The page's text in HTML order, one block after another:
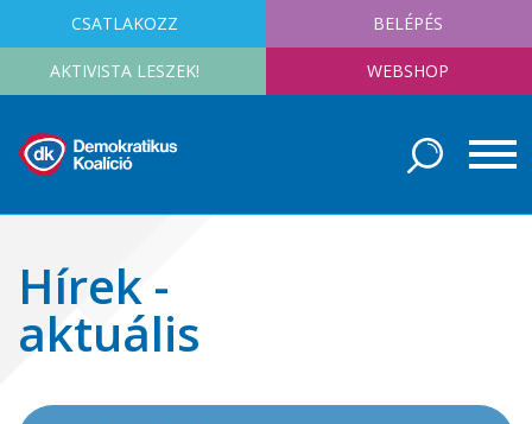
CSATLAKOZZ BELÉPÉS
AKTIVISTA LESZEK! WEBSHOP
Hírek -
aktuális